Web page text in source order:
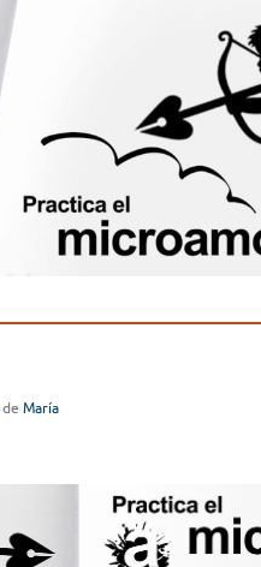
de María